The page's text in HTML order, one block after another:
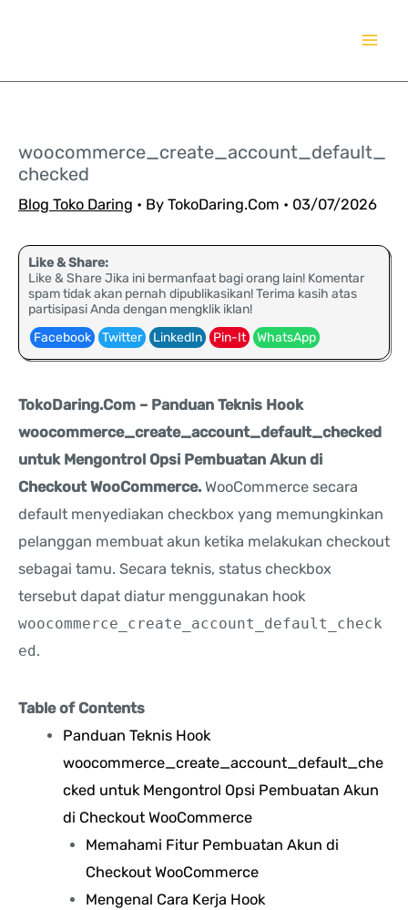
woocommerce_create_account_default_
checked
Blog Toko Daring • By TokoDaring.Com • 03/07/2026
Like & Share:
Like & Share Jika ini bermanfaat bagi orang lain! Komentar
spam tidak akan pernah dipublikasikan! Terima kasih atas
partisipasi Anda dengan mengklik iklan!
Facebook
Twitter LinkedIn Pin-It WhatsApp
TokoDaring.Com – Panduan Teknis Hook
woocommerce_create_account_default_checked
untuk Mengontrol Opsi Pembuatan Akun di
Checkout WooCommerce. WooCommerce secara
default menyediakan checkbox yang memungkinkan
pelanggan membuat akun ketika melakukan checkout
sebagai tamu. Secara teknis, status checkbox
tersebut dapat diatur menggunakan hook
woocommerce_create_account_default_check
ed .
Table of Contents
Panduan Teknis Hook
woocommerce_create_account_default_che
cked untuk Mengontrol Opsi Pembuatan Akun
di Checkout WooCommerce
Memahami Fitur Pembuatan Akun di
Checkout WooCommerce
Mengenal Cara Kerja Hook